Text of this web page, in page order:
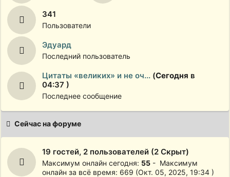
341
Пользователи
Эдуард
Последний пользователь
Цитаты «великих» и не оч... (Сегодня в
04:37 )
Последнее сообщение
Сейчас на форуме
19 гостей, 2 пользователей (2 Скрыт)
Максимум онлайн сегодня: 55 - Максимум
онлайн за всё время: 669 (Окт. 05, 2025, 19:34 )